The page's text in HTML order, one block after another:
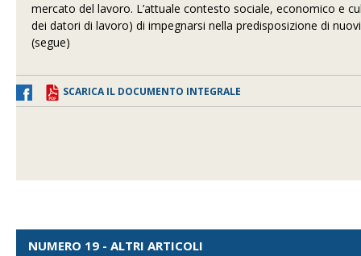
mercato del lavoro. L’attuale contesto sociale, economico e
dei datori di lavoro) di impegnarsi nella predisposizione di
(segue)
SCARICA IL DOCUMENTO INTEGRALE
NUMERO 19 - ALTRI ARTICOLI